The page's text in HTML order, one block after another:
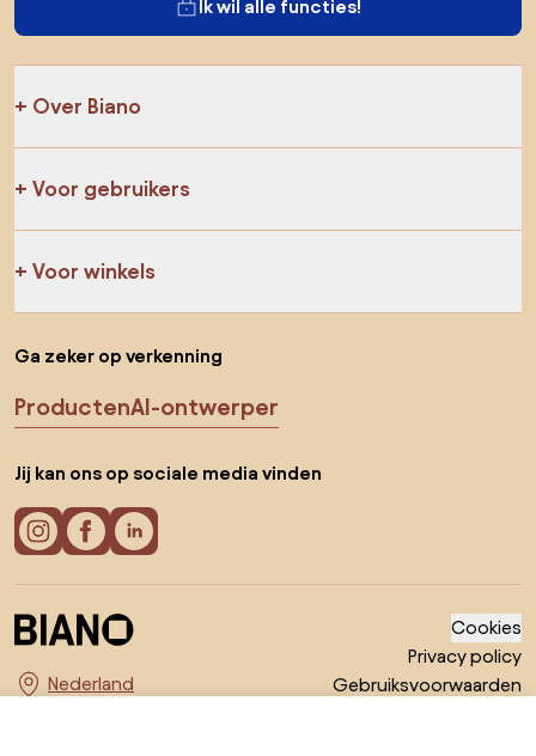
Ik wil alle functies!
Over Biano
Voor gebruikers
Voor winkels
Ga zeker op verkenning
ProductenAI-ontwerper
Jij kan ons op sociale media vinden
Kies land
Cookies
Privacy policy
Gebruiksvoorwaarden